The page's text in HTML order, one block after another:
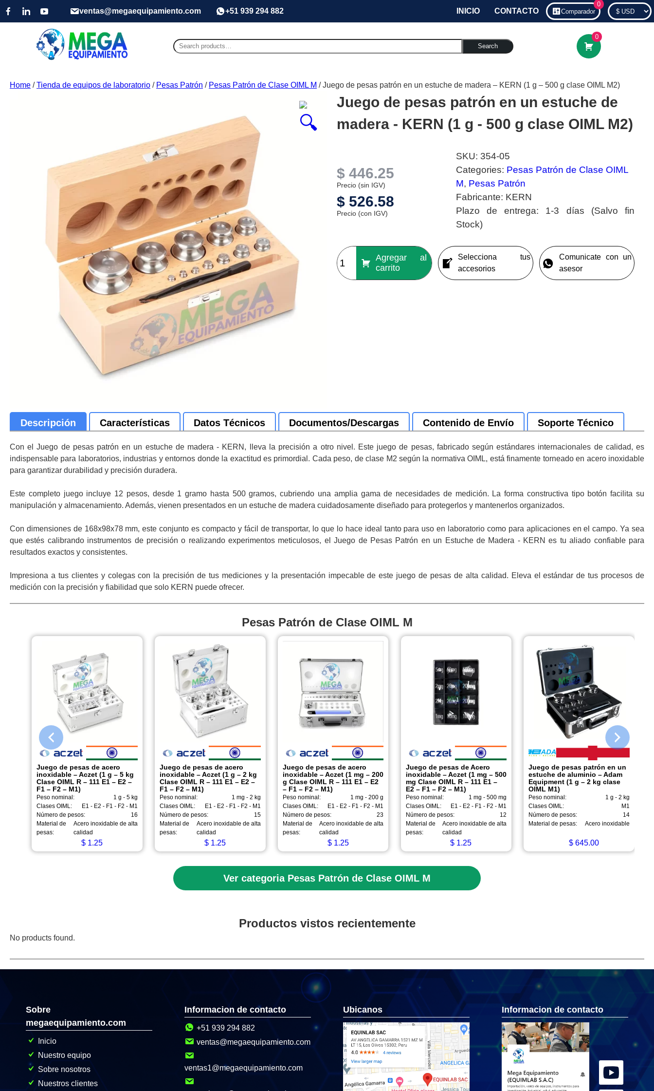
ventas@megaequipamiento.com +51 939 294 882 INICIO CONTACTO
0
Comparador
Search
for:
Search
0
Home /Tienda de equipos de laboratorio / Pesas Patrón / Pesas Patrón de Clase OIML M / Juego de pesas patrón en un estuche de madera – KERN (1 g – 500 g clase OIML M2)
Juego de pesas patrón en un estuche de
madera - KERN (1 g - 500 g clase OIML M2)
$ 446.25
Precio (sin IGV)
$ 526.58
Precio (con IGV)
SKU: 354-05
Categories: Pesas Patrón de Clase OIML
M, Pesas Patrón
Fabricante: KERN
Plazo de entrega: 1-3 días (Salvo fin
Stock)
Agregar al
carrito
Selecciona tus
accesorios
Comunicate con un
asesor
Descripción Características Datos Técnicos Documentos/Descargas Contenido de Envío Soporte Técnico
Con el Juego de pesas patrón en un estuche de madera - KERN, lleva la precisión a otro nivel. Este juego de pesas, fabricado según estándares internacionales de calidad, es
indispensable para laboratorios, industrias y entornos donde la exactitud es primordial. Cada peso, de clase M2 según la normativa OIML, está finamente torneado en acero inoxidable
para garantizar durabilidad y precisión duradera.
Este completo juego incluye 12 pesos, desde 1 gramo hasta 500 gramos, cubriendo una amplia gama de necesidades de medición. La forma constructiva tipo botón facilita su
manipulación y almacenamiento. Además, vienen presentados en un estuche de madera cuidadosamente diseñado para protegerlos y mantenerlos organizados.
Con dimensiones de 168x98x78 mm, este conjunto es compacto y fácil de transportar, lo que lo hace ideal tanto para uso en laboratorio como para aplicaciones en el campo. Ya sea
que estés calibrando instrumentos de precisión o realizando experimentos meticulosos, el Juego de Pesas Patrón en un Estuche de Madera - KERN es tu aliado confiable para
resultados exactos y consistentes.
Impresiona a tus clientes y colegas con la precisión de tus mediciones y la presentación impecable de este juego de pesas de alta calidad. Eleva el estándar de tus procesos de
medición con la precisión y fiabilidad que solo KERN puede ofrecer.
Pesas Patrón de Clase OIML M
Juego de pesas de acero
inoxidable – Aczet (1 g – 5 kg
Clase OIML R – 111 E1 – E2 –
F1 – F2 – M1)
Peso nominal:
1 g - 5 kg
Clases OIML:
E1 - E2 - F1 - F2 - M1
Número de pesos:
16
Material de
pesas:
Acero inoxidable de alta
calidad
$ 1.25
Juego de pesas de acero
inoxidable – Aczet (1 g – 2 kg
Clase OIML R – 111 E1 – E2 –
F1 – F2 – M1)
Peso nominal:
1 mg - 2 kg
Clases OIML:
E1 - E2 - F1 - F2 - M1
Número de pesos:
15
Material de
pesas:
Acero inoxidable de alta
calidad
$1.25
Juego de pesas de acero
inoxidable – Aczet (1 mg – 200
g Clase OIML R – 111 E1 – E2
– F1 – F2 – M1)
Peso nominal:
1 mg - 200 g
Clases OIML:
E1 - E2 - F1 - F2 - M1
Número de pesos:
23
Material de
pesas:
Acero inoxidable de alta
calidad
$1.25
Juego de pesas de Acero
inoxidable – Aczet (1 mg – 500
mg Clase OIML R – 111 E1 –
E2 – F1 – F2 – M1)
Peso nominal:
1 mg - 500 mg
Clases OIML:
E1 - E2 - F1 - F2 - M1
Número de pesos:
12
Material de
pesas:
Acero inoxidable de alta
calidad
$ 1.25
Juego de pesas patrón en un
estuche de aluminio – Adam
Equipment (1 g – 2 kg clase
OIML M1)
Peso nominal:
1 g - 2 kg
Clases OIML:
M1
Número de pesos:
14
Material de pesas:
Acero inoxidable
$ 645.00
Ver categoria Pesas Patrón de Clase OIML M
Productos vistos recientemente
No products found.
Sobre
megaequipamiento.com
Inicio
Nuestro equipo
Sobre nosotros
Nuestros clientes
Informacion de contacto
+51 939 294 882
ventas@megaequipamiento.com
ventas1@megaequipamiento.com
Ubicanos Informacion de contacto